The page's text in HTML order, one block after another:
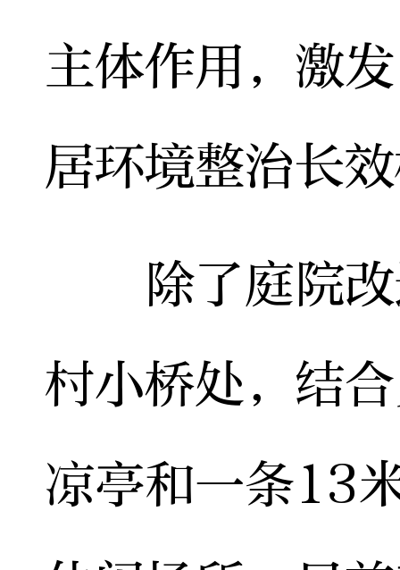
主体作用，激
居环境整治长
除了庭院改
村小桥处，结
凉亭和一条13